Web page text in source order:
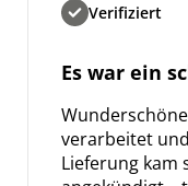
Verifiziert
Es war ein
verarbeitet
Lieferung kam